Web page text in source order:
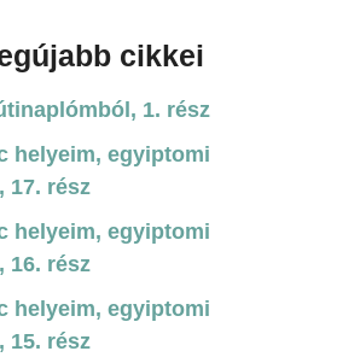
cikkei
1. rész
helyeim, egyiptomi
17. rész
helyeim, egyiptomi
16. rész
helyeim, egyiptomi
15. rész